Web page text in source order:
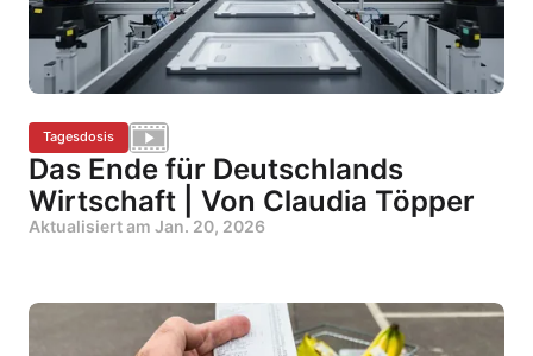
Tagesdosis
Das Ende für Deutschlands
Wirtschaft | Von Claudia Töpper
Aktualisiert am Jan. 20, 2026